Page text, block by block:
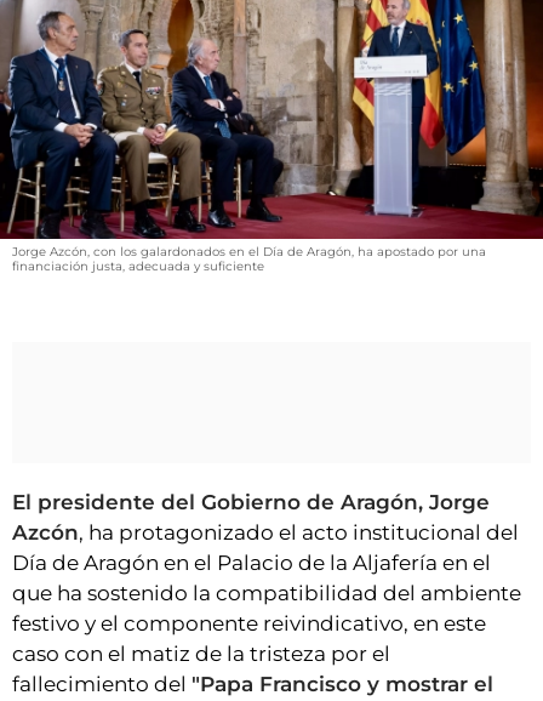
GALERÍAS
VÍDEOS
CONTACTAR
FIESTAS EN EL ALTO ARAGÓN
FIESTAS DE SAN LORENZO
AGENDA
INICIAR SESIÓN
Jorge Azcón, con los galardonados en el Día de Aragón, ha apostado por una
financiación justa, adecuada y suficiente
El presidente del Gobierno de Aragón, Jorge
Azcón, ha protagonizado el acto institucional del
Día de Aragón en el Palacio de la Aljafería en el
que ha sostenido la compatibilidad del ambiente
festivo y el componente reivindicativo, en este
caso con el matiz de la tristeza por el
fallecimiento del "Papa Francisco y mostrar el